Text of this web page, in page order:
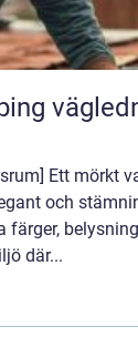
Ett mörkt
och
färger,
där...